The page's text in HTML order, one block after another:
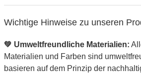
Wichtige Hinweise zu unseren
💚 Umweltfreundliche Materialien:
Materialien und Farben sind
basieren auf dem Prinzip der